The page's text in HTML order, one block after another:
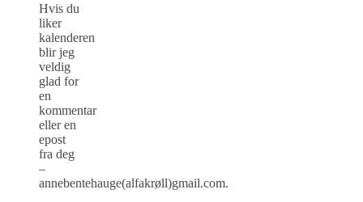
Hvis du
liker
kalenderen
blir jeg
veldig
glad for
en
kommentar
eller en
epost
fra deg
–
annebentehauge(alfakrøll)gmail.com.